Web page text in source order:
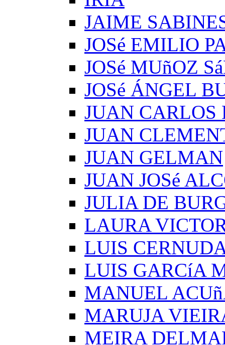
JAIME
JOSé EMILIO
JOSé MUñOZ
JOSé ÁNGEL
JUAN CARLOS
JUAN
JUAN GELMAN
JUAN JOSé
JULIA DE
LAURA
LUIS
LUIS GARCíA
MANUEL
MARUJA
MEIRA